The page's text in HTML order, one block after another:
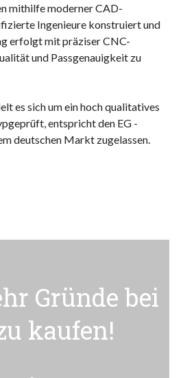
mithilfe moderner CAD-
Ingenieure konstruiert und
erfolgt mit präziser CNC-
und Passgenauigkeit zu
es sich um ein hoch qualitatives
entspricht den EG -
deutschen Markt zugelassen.
Gründe bei
kaufen!